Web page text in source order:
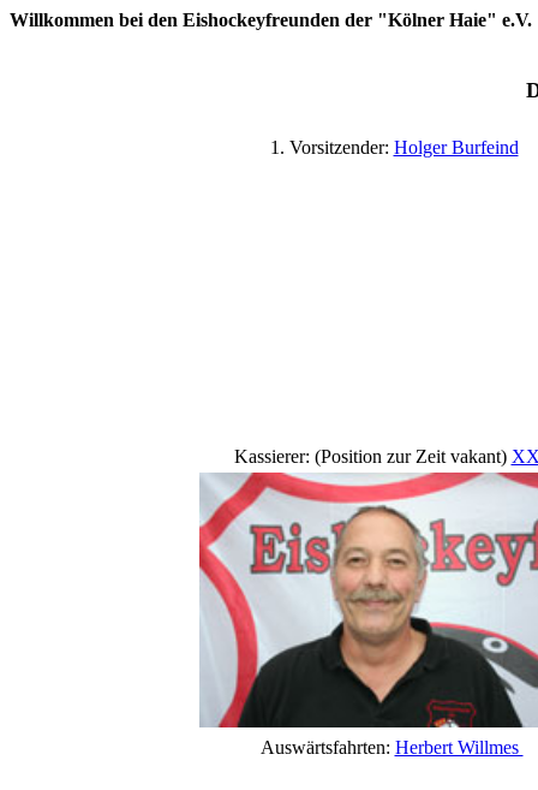
Willkommen bei den Eishockeyfreunden der "Kölner Haie" e.V.
1. Vorsitzender: Holger Burfeind
Kassierer: (Position zur Zeit vakant)
Auswärtsfahrten: Herbert Willmes